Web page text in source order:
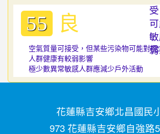
55 良
空氣質量可接受，但某些污染物可能對
人群健康有較弱影響
極少數異常敏感人群應減少戶外活動
花蓮縣吉安鄉北昌國民
973 花蓮縣吉安鄉自強路